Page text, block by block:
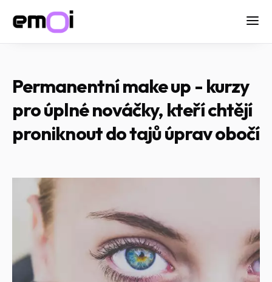
Permanentní make up - kurzy
pro úplné nováčky, kteří chtějí
proniknout do tajů úprav obočí